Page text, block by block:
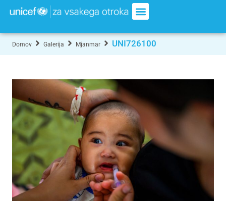
Domov Galerija Mjanmar UNI726100